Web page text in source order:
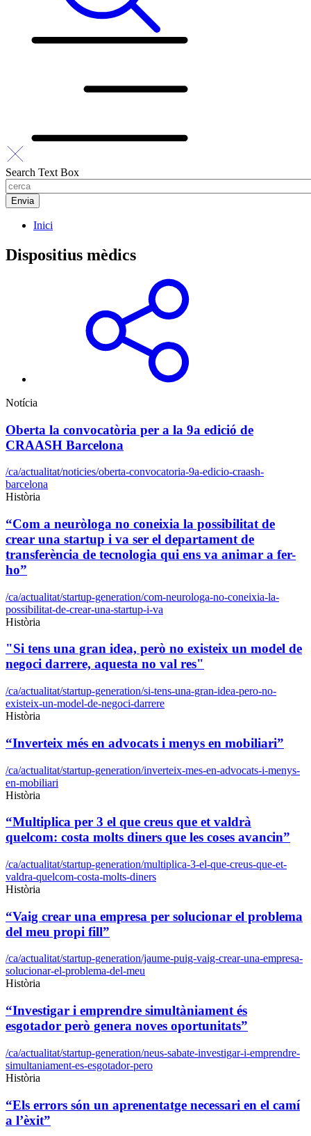
Search Text Box
Inici
Dispositius mèdics
Notícia
Oberta la convocatòria per a la 9a edició de
CRAASH Barcelona
/ca/actualitat/noticies/oberta-convocatoria-9a-edicio-craash-
barcelona
Història
“Com a neuròloga no coneixia la possibilitat de
crear una startup i va ser el departament de
transferència de tecnologia qui ens va animar a fer-
ho”
/ca/actualitat/startup-generation/com-neurologa-no-coneixia-la-
possibilitat-de-crear-una-startup-i-va
Història
"Si tens una gran idea, però no existeix un model de
negoci darrere, aquesta no val res"
/ca/actualitat/startup-generation/si-tens-una-gran-idea-pero-no-
existeix-un-model-de-negoci-darrere
Història
“Inverteix més en advocats i menys en mobiliari”
/ca/actualitat/startup-generation/inverteix-mes-en-advocats-i-menys-
en-mobiliari
Història
“Multiplica per 3 el que creus que et valdrà
quelcom: costa molts diners que les coses avancin”
/ca/actualitat/startup-generation/multiplica-3-el-que-creus-que-et-
valdra-quelcom-costa-molts-diners
Història
“Vaig crear una empresa per solucionar el problema
del meu propi fill”
/ca/actualitat/startup-generation/jaume-puig-vaig-crear-una-empresa-
solucionar-el-problema-del-meu
Història
“Investigar i emprendre simultàniament és
esgotador però genera noves oportunitats”
/ca/actualitat/startup-generation/neus-sabate-investigar-i-emprendre-
simultaniament-es-esgotador-pero
Història
“Els errors són un aprenentatge necessari en el camí
a l’èxit”